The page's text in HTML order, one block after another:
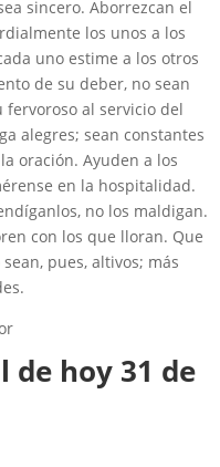
sincero. Aborrezcan el
los unos a los
uno estime a los otros
de su deber, no sean
al servicio del
alegres; sean constantes
oración. Ayuden a los
en la hospitalidad.
no los maldigan.
con los que lloran. Que
pues, altivos; más
de hoy 31 de